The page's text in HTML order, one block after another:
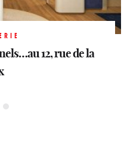
12, rue de la
une bonne étoile
première boutique